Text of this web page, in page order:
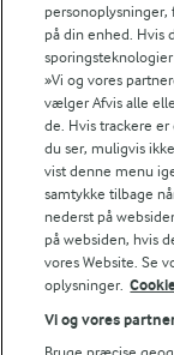
Andelshaverinfo:
Følg
personoplysninger,
på din enhed. Hvis
»Vi og vores
vælger Afvis alle
de. Hvis trackere
du ser, muligvis
vist denne menu
samtykke tilbage
nederst på
på websiden, hvis
vores Website. Se
oplysninger.
Vi og vores